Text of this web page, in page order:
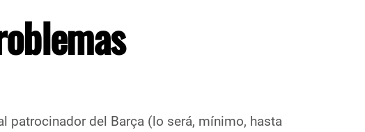
patrocinador del Barça (lo será, mínimo, hasta